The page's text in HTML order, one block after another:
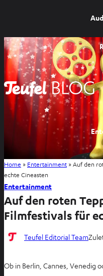
Home » Entertainment »Auf den
echte Cineasten
Entertainment
Auf den roten
Filmfestivals für
Teufel Editorial Team
Ob in Berlin, Cannes, Venedig